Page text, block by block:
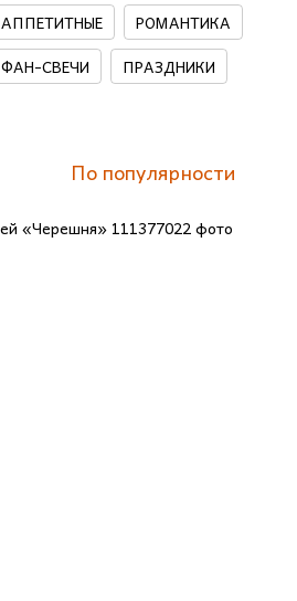
АППЕТИТНЫЕ
РОМАНТИКА
ФАН-СВЕЧИ
ПРАЗДНИКИ
По популярности